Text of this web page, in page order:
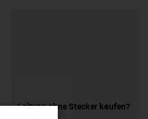
Leitung ohne Stecker kaufen?